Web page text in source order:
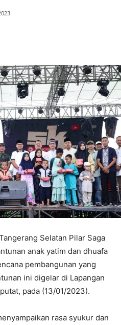
Selatan Pilar Saga
anak yatim dan dhuafa
pembangunan yang
ini digelar di Lapangan
pada (13/01/2023).
rasa syukur dan